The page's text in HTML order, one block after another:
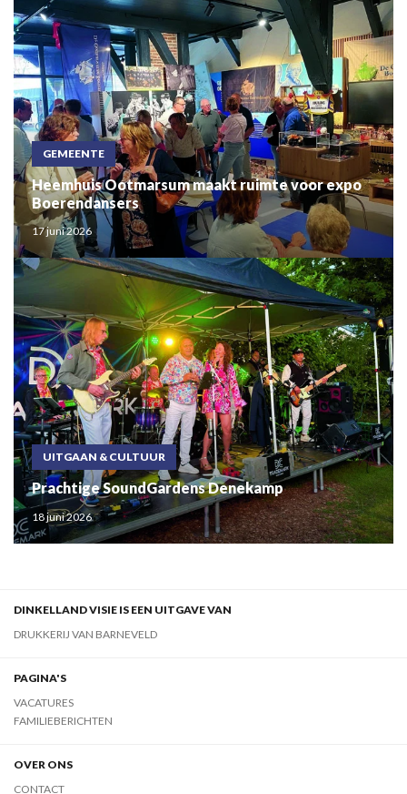
GEMEENTE
Heemhuis Ootmarsum maakt ruimte voor expo
Boerendansers
17 juni 2026
UITGAAN & CULTUUR
Prachtige SoundGardens Denekamp
18 juni 2026
DINKELLAND VISIE IS EEN UITGAVE VAN
DRUKKERIJ VAN BARNEVELD
PAGINA'S
VACATURES
FAMILIEBERICHTEN
OVER ONS
CONTACT